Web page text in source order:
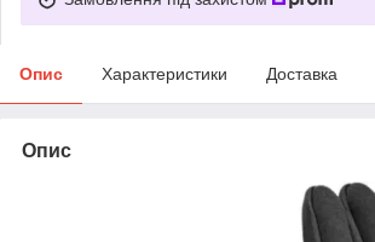
Опис Характеристики Доставка
Опис